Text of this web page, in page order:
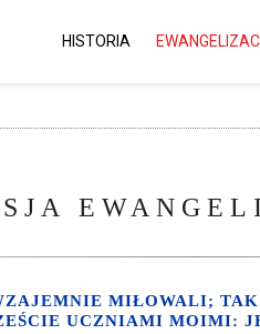
HISTORIA
MIŁOWALI;
UCZNIAMI MOIMI: